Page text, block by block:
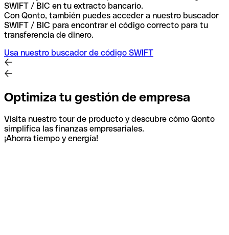
SWIFT / BIC en tu extracto bancario.
Con Qonto, también puedes acceder a nuestro buscador
SWIFT / BIC para encontrar el código correcto para tu
transferencia de dinero.
Usa nuestro buscador de código SWIFT
Optimiza tu gestión de empresa
Visita nuestro tour de producto y descubre cómo Qonto
simplifica las finanzas empresariales.
¡Ahorra tiempo y energía!